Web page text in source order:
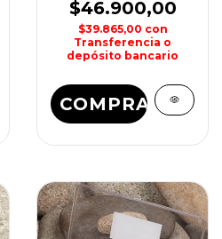
ALUMINIO KUNNAN
$46.900,00
$39.865,00 con
Transferencia o
depósito bancario